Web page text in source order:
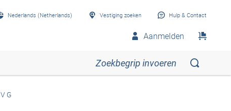
Nederlands (Netherlands) Vestiging zoeken Hulp & Contact
Aanmelden
G